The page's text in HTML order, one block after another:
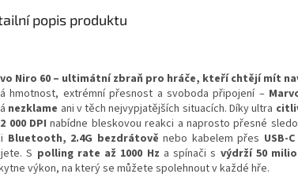
popis produktu
Niro 60 – ultimátní zbraň pro hráče, kteří chtějí mít
hmotnost, extrémní přesnost a svoboda připojení –
nezklame ani v těch nejvypjatějších situacích. Díky ultra
000 DPInabídne bleskovou reakci a naprosto přesné
Bluetooth, 2.4G bezdrátově nebo kabelem přes USB-C
S polling rate až 1000 Hz a spínači s výdrží 50
výkon, na který se můžete spolehnout v každé hře.